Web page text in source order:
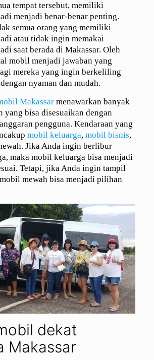
tempat tersebut, memiliki
menjadi benar-benar penting.
semua orang yang memiliki
atau tidak ingin memakai
saat berada di Makassar. Oleh
mobil menjadi jawaban yang
mereka yang ingin berkeliling
nyaman dan mudah.
Makassarmenawarkan banyak
yang bisa disesuaikan dengan
pengguna. Kendaraan yang
mobil keluarga, mobil bisnis,
Jika Anda ingin berlibur
maka mobil keluarga bisa menjadi
Tetapi, jika Anda ingin tampil
mewah bisa menjadi pilihan
dekat
Makassar